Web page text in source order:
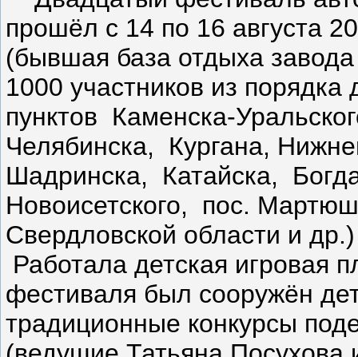
прошёл с 14 по 16 августа
(бывшая база отдыха
1000 участников из
пунктов Каменска-
Челябинска, Кургана,
Шадринска, Катайска,
Новоисетского, пос.
Свердловской области и др.)
Работала детская игровая
фестиваля был сооружён
традиционные конкурсы